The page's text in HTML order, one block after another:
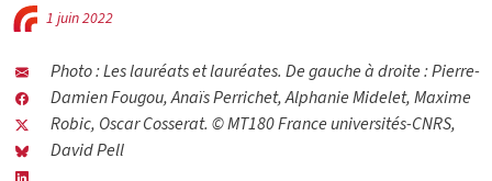
1 juin 2022
Photo : Les lauréats et lauréates. De gauche à droite : Pierre-
Damien Fougou, Anaïs Perrichet, Alphanie Midelet, Maxime
Robic, Oscar Cosserat. © MT180 France universités-CNRS,
David Pell